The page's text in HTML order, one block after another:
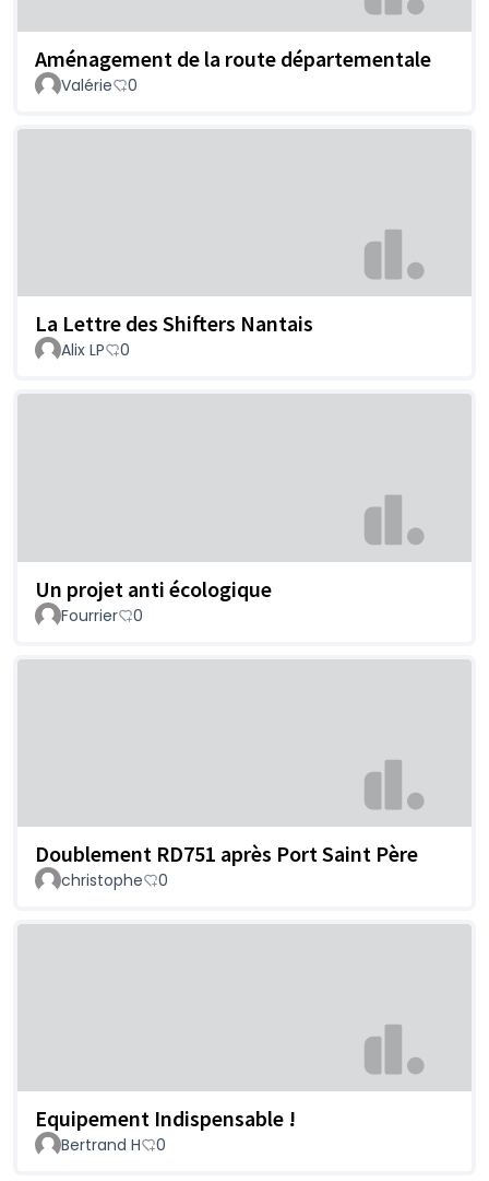
Aménagement de la route départementale
Valérie 0
La Lettre des Shifters Nantais
Alix LP 0
Un projet anti écologique
Fourrier 0
Doublement RD751 après Port Saint Père
christophe 0
Equipement Indispensable !
Bertrand H 0